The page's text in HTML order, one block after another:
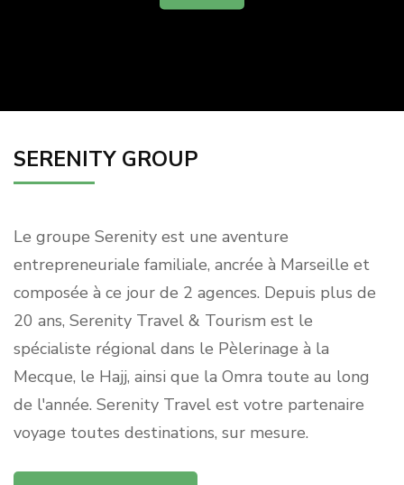
SERENITY GROUP
Le groupe Serenity est une aventure
entrepreneuriale familiale, ancrée à Marseille et
composée à ce jour de 2 agences. Depuis plus de
20 ans, Serenity Travel & Tourism est le
spécialiste régional dans le Pèlerinage à la
Mecque, le Hajj, ainsi que la Omra toute au long
de l'année. Serenity Travel est votre partenaire
voyage toutes destinations, sur mesure.